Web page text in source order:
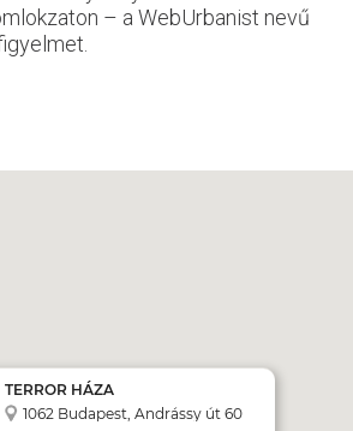
– a WebUrbanist nevű
TERROR HÁZA
1062 Budapest, Andrássy út 60